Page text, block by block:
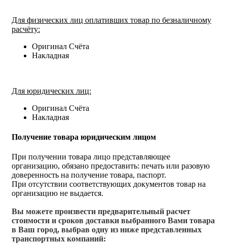
Для физических лиц оплативших товар по безналичному
расчёту:
Оригинал Счёта
Накладная
Для юридических лиц:
Оригинал Счёта
Накладная
Получение товара юридическим лицом
При получении товара лицо представляющее
организацию, обязано предоставить: печать или разовую
доверенность на получение товара, паспорт.
При отсутствии соответствующих документов товар на
организацию не выдается.
Вы можете произвести предварительный расчет
стоимости и сроков доставки выбранного Вами товара
в Ваш город, выбрав одну из ниже представленных
транспортных компаний: